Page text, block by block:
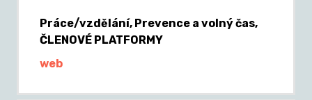
Práce/vzdělání, Prevence a volný čas,
ČLENOVÉ PLATFORMY
web